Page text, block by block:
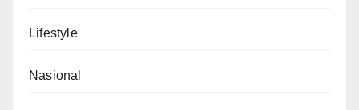
Lifestyle
Nasional